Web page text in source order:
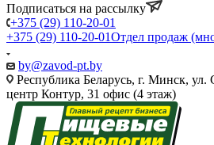
Подписаться на рассылку
+375 (29) 110-20-01
+375 (29) 110-20-01Отдел продаж
by@zavod-pt.by
Республика Беларусь, г. Минск, ул.
центр Контур, 31 офис (4 этаж)